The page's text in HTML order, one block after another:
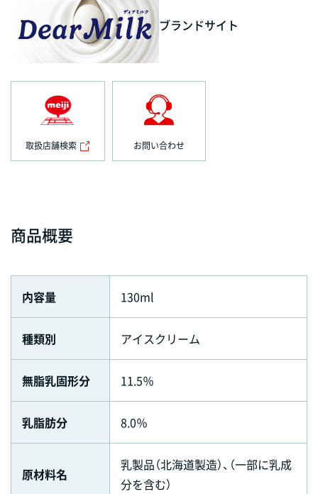
ブランドサイト
取扱店舗検索 お問い合わせ
商品概要
内容量 130ml
種類別 アイスクリーム
無脂乳固形分 11.5％
乳脂肪分 8.0％
原材料名
乳製品（北海道製造）、（一部に乳成
分を含む）